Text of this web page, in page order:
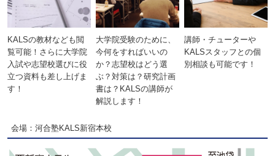
KALSの教材なども閲
覧可能！さらに大学院
入試や志望校選びに役
立つ資料も差し上げま
す！
大学院受験のために、
今何をすればいいの
か？志望校はどう選
ぶ？対策は？研究計画
書は？KALSの講師が
解説します！
講師・チューターや
KALSスタッフとの個
別相談も可能です！
会場：河合塾KALS新宿本校